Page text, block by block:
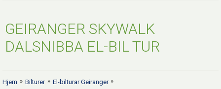
Hjem » Bilturer » El-bilturar Geiranger »
GEIRANGER SKYWALK
DALSNIBBA EL-BIL TUR